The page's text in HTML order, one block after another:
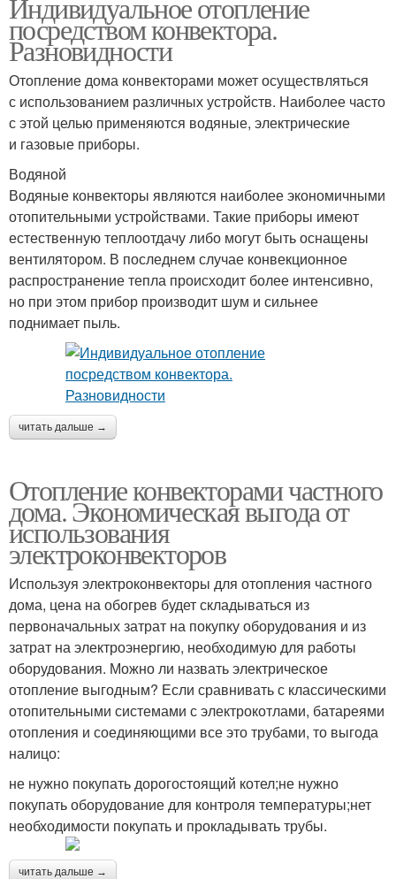
посредством конвектора.
Разновидности
Отопление дома конвекторами может осуществляться
с использованием различных устройств. Наиболее часто
с этой целью применяются водяные, электрические
и газовые приборы.
Водяной
Водяные конвекторы являются наиболее экономичными
отопительными устройствами. Такие приборы имеют
естественную теплоотдачу либо могут быть оснащены
вентилятором. В последнем случае конвекционное
распространение тепла происходит более интенсивно,
но при этом прибор производит шум и сильнее
поднимает пыль.
читать дальше →
Отопление конвекторами частного
дома. Экономическая выгода от
использования
электроконвекторов
Используя электроконвекторы для отопления частного
дома, цена на обогрев будет складываться из
первоначальных затрат на покупку оборудования и из
затрат на электроэнергию, необходимую для работы
оборудования. Можно ли назвать электрическое
отопление выгодным? Если сравнивать с классическими
отопительными системами с электрокотлами, батареями
отопления и соединяющими все это трубами, то выгода
налицо:
не нужно покупать дорогостоящий котел;не нужно
покупать оборудование для контроля температуры;нет
необходимости покупать и прокладывать трубы.
читать дальше →